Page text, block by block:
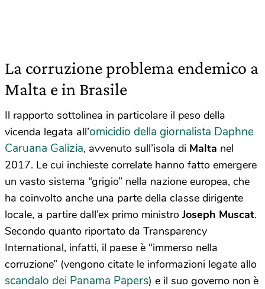
La corruzione problema endemico a
Malta e in Brasile
Il rapporto sottolinea in particolare il peso della
vicenda legata all’omicidio della giornalista Daphne
Caruana Galizia, avvenuto sull’isola di Malta nel
2017. Le cui inchieste correlate hanno fatto emergere
un vasto sistema “grigio” nella nazione europea, che
ha coinvolto anche una parte della classe dirigente
locale, a partire dall’ex primo ministroJoseph Muscat.
Secondo quanto riportato da Transparency
International, infatti, il paese è “immerso nella
corruzione” (vengono citate le informazioni legate allo
scandalo dei Panama Papers) e il suo governo non è